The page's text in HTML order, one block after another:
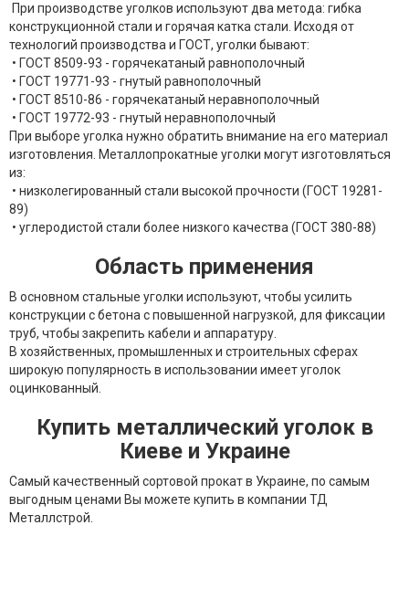
При производстве уголков используют два метода: гибка
конструкционной стали и горячая катка стали. Исходя от
технологий производства и ГОСТ, уголки бывают:
• ГОСТ 8509-93 - горячекатаный равнополочный
• ГОСТ 19771-93 - гнутый равнополочный
• ГОСТ 8510-86 - горячекатаный неравнополочный
• ГОСТ 19772-93 - гнутый неравнополочный
При выборе уголка нужно обратить внимание на его материал
изготовления. Металлопрокатные уголки могут изготовляться
из:
• низколегированный стали высокой прочности (ГОСТ 19281-
89)
• углеродистой стали более низкого качества (ГОСТ 380-88)
Область применения
В основном стальные уголки используют, чтобы усилить
конструкции с бетона с повышенной нагрузкой, для фиксации
труб, чтобы закрепить кабели и аппаратуру.
В хозяйственных, промышленных и строительных сферах
широкую популярность в использовании имеет уголок
оцинкованный.
Купитьметаллический уголок в
Киеве и Украине
Самый качественный сортовой прокат в Украине, по самым
выгодным ценами Вы можете купить в компании ТД
Металлстрой.